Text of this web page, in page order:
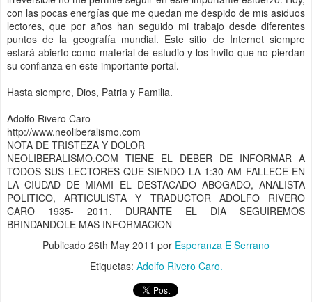
con las pocas energías que me quedan me despido de mis asiduos
lectores, que por años han seguido mi trabajo desde diferentes
puntos de la geografía mundial. Este sitio de Internet siempre
estará abierto como material de estudio y los invito que no pierdan
su confianza en este importante portal.
Hasta siempre, Dios, Patria y Familia.
Adolfo Rivero Caro
http://www.neoliberalismo.com
NOTA DE TRISTEZA Y DOLOR
NEOLIBERALISMO.COM TIENE EL DEBER DE INFORMAR A
TODOS SUS LECTORES QUE SIENDO LA 1:30 AM FALLECE EN
LA CIUDAD DE MIAMI EL DESTACADO ABOGADO, ANALISTA
POLITICO, ARTICULISTA Y TRADUCTOR ADOLFO RIVERO
CARO 1935- 2011. DURANTE EL DIA SEGUIREMOS
BRINDANDOLE MAS INFORMACION
Publicado 26th May 2011 por Esperanza E Serrano
Etiquetas: Adolfo Rivero Caro.